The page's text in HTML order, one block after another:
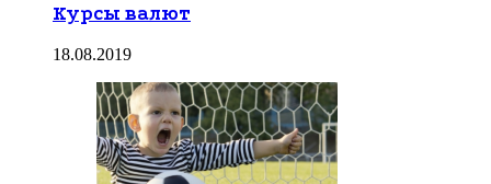
Курсы валют
18.08.2019